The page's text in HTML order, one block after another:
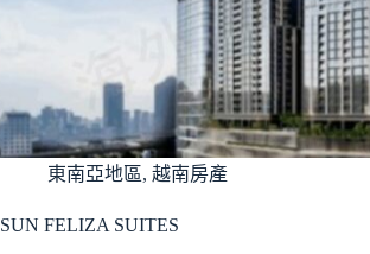
東南亞地區, 越南房產
SUN FELIZA SUITES